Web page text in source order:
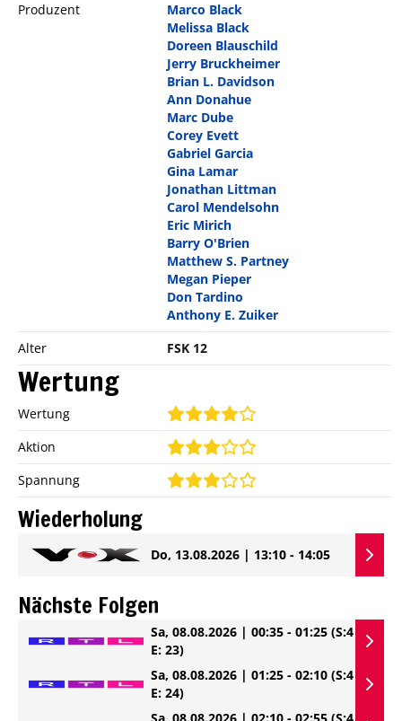
Produzent
Marco Black
Melissa Black
Doreen Blauschild
Jerry Bruckheimer
Brian L. Davidson
Ann Donahue
Marc Dube
Corey Evett
Gabriel Garcia
Gina Lamar
Jonathan Littman
Carol Mendelsohn
Eric Mirich
Barry O'Brien
Matthew S. Partney
Megan Pieper
Don Tardino
Anthony E. Zuiker
Alter
FSK 12
Wertung
Wertung
Aktion
Spannung
Wiederholung
Do, 13.08.2026 | 13:10 - 14:05
Nächste Folgen
Sa, 08.08.2026 | 00:35 - 01:25 (S:4
E: 23)
Sa, 08.08.2026 | 01:25 - 02:10 (S:4
E: 24)